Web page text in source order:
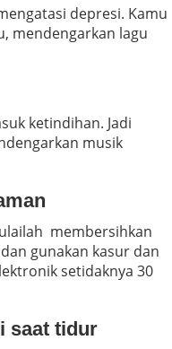
depresi. Kamu
mendengarkan lagu
ketindihan. Jadi
musik
membersihkan
gunakan kasur dan
setidaknya 30
saat tidur